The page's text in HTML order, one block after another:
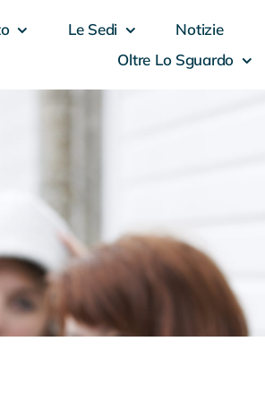
Le Sedi Notizie
Oltre Lo Sguardo